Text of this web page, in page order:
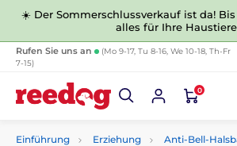
☀️ Der Sommerschlussverkauf ist da! Bis
alles für Ihre
Rufen Sie uns an
(Mo 9-17, Tu 8-16, We 10-18, Th-Fr
7-15)
0
Einführung Erziehung
Anti-Bell-